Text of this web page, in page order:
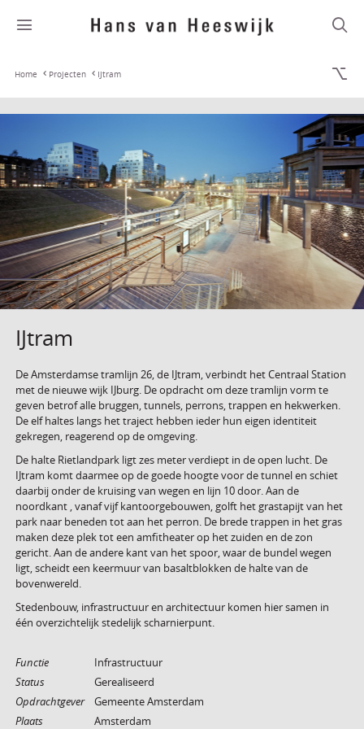
Home Projecten IJtram
IJtram
De Amsterdamse tramlijn 26, de IJtram, verbindt het Centraal Station
met de nieuwe wijk IJburg. De opdracht om deze tramlijn vorm te
geven betrof alle bruggen, tunnels, perrons, trappen en hekwerken.
De elf haltes langs het traject hebben ieder hun eigen identiteit
gekregen, reagerend op de omgeving.
De halte Rietlandpark ligt zes meter verdiept in de open lucht. De
IJtram komt daarmee op de goede hoogte voor de tunnel en schiet
daarbij onder de kruising van wegen en lijn 10 door. Aan de
noordkant , vanaf vijf kantoorgebouwen, golft het grastapijt van het
park naar beneden tot aan het perron. De brede trappen in het gras
maken deze plek tot een amfitheater op het zuiden en de zon
gericht. Aan de andere kant van het spoor, waar de bundel wegen
ligt, scheidt een keermuur van basaltblokken de halte van de
bovenwereld.
Stedenbouw, infrastructuur en architectuur komen hier samen in
één overzichtelijk stedelijk scharnierpunt.
Functie
Infrastructuur
Status
Gerealiseerd
Opdrachtgever
Gemeente Amsterdam
Plaats
Amsterdam